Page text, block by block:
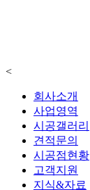
<
회사소개
사업영역
시공갤러리
견적문의
시공점현황
고객지원
지식&자료